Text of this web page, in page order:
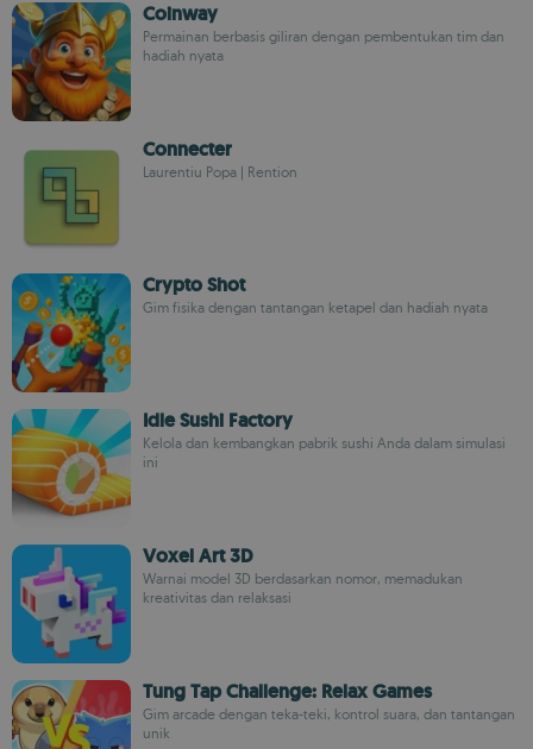
Coinway
Permainan berbasis giliran dengan pembentukan tim dan
hadiah nyata
Connecter
Laurentiu Popa | Rention
Crypto Shot
Gim fisika dengan tantangan ketapel dan hadiah nyata
Idle Sushi Factory
Kelola dan kembangkan pabrik sushi Anda dalam simulasi
ini
Voxel Art 3D
Warnai model 3D berdasarkan nomor, memadukan
kreativitas dan relaksasi
Tung Tap Challenge: Relax Games
Gim arcade dengan teka-teki, kontrol suara, dan tantangan
unik